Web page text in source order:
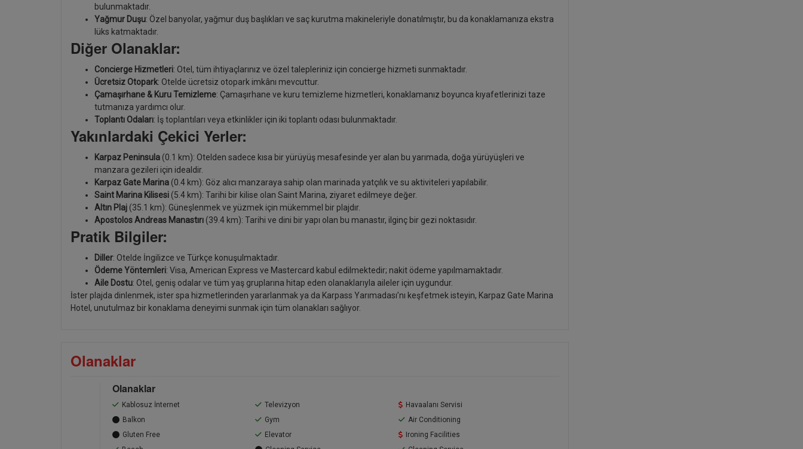
bulunmaktadır.
Yağmur Duşu: Özel banyolar, yağmur duş başlıkları ve saç kurutma makineleriyle donatılmıştır, bu da konaklamanıza ekstra
lüks katmaktadır.
Diğer Olanaklar:
Concierge Hizmetleri: Otel, tüm ihtiyaçlarınız ve özel talepleriniz için concierge hizmeti sunmaktadır.
Ücretsiz Otopark: Otelde ücretsiz otopark imkânı mevcuttur.
Çamaşırhane & Kuru Temizleme: Çamaşırhane ve kuru temizleme hizmetleri, konaklamanız boyunca kıyafetlerinizi taze
tutmanıza yardımcı olur.
Toplantı Odaları: İş toplantıları veya etkinlikler için iki toplantı odası bulunmaktadır.
Yakınlardaki Çekici Yerler:
Karpaz Peninsula (0.1 km): Otelden sadece kısa bir yürüyüş mesafesinde yer alan bu yarımada, doğa yürüyüşleri ve
manzara gezileri için idealdir.
Karpaz Gate Marina (0.4 km): Göz alıcı manzaraya sahip olan marinada yatçılık ve su aktiviteleri yapılabilir.
Saint Marina Kilisesi (5.4 km): Tarihi bir kilise olan Saint Marina, ziyaret edilmeye değer.
Altın Plaj (35.1 km): Güneşlenmek ve yüzmek için mükemmel bir plajdır.
Apostolos Andreas Manastırı (39.4 km): Tarihi ve dini bir yapı olan bu manastır, ilginç bir gezi noktasıdır.
Pratik Bilgiler:
Diller: Otelde İngilizce ve Türkçe konuşulmaktadır.
Ödeme Yöntemleri: Visa, American Express ve Mastercard kabul edilmektedir; nakit ödeme yapılmamaktadır.
Aile Dostu: Otel, geniş odalar ve tüm yaş gruplarına hitap eden olanaklarıyla aileler için uygundur.
İster plajda dinlenmek, ister spa hizmetlerinden yararlanmak ya da Karpass Yarımadası’nı keşfetmek isteyin, Karpaz Gate Marina
Hotel, unutulmaz bir konaklama deneyimi sunmak için tüm olanakları sağlıyor.
Olanaklar
Olanaklar
Kablosuz İnternet Televizyon
Havaalanı Servisi
Balkon
Gym
Air Conditioning
Gluten Free
Elevator
Ironing Facilities